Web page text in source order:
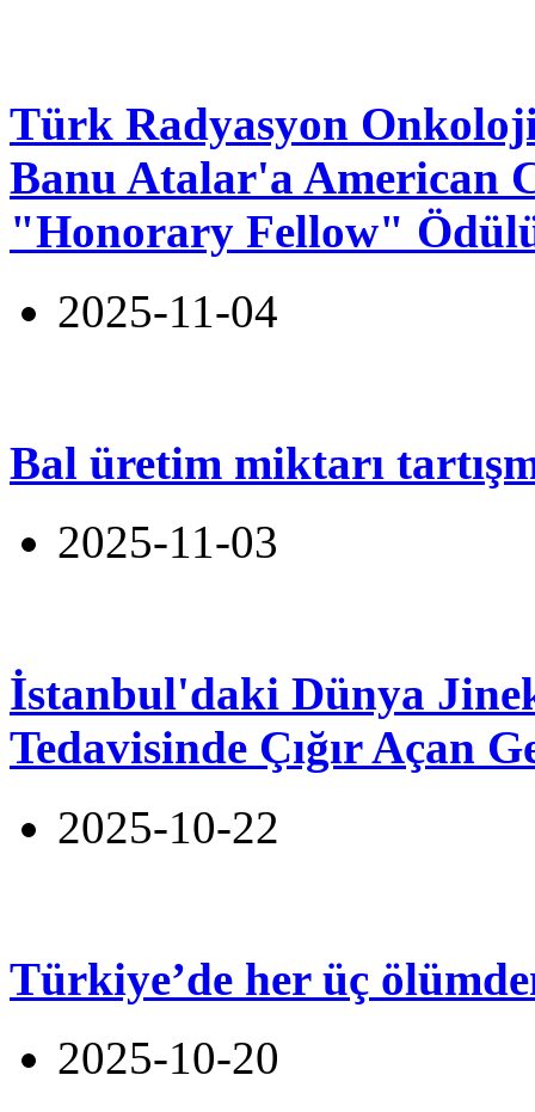
Türk Radyasyon
Banu Atalar'a American
"Honorary Fellow"
2025-11-04
Bal üretim miktarı
2025-11-03
İstanbul'daki Dünya
Tedavisinde Çığır Açan
2025-10-22
Türkiye’de her üç
2025-10-20